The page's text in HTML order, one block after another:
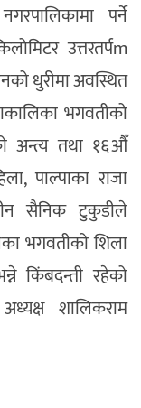
पर्ने
उत्तरतर्पm
धुरीमा अवस्थित
भगवतीको
अन्त्य तथा १६औँ
पाल्पाका राजा
सैनिक टुकुडीले
भगवतीको शिला
किंबदन्ती रहेको
शालिकराम